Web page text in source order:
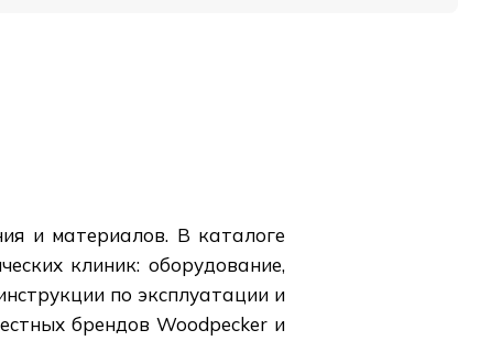
и материалов. В каталоге
клиник: оборудование,
по эксплуатации и
брендов Woodpecker и